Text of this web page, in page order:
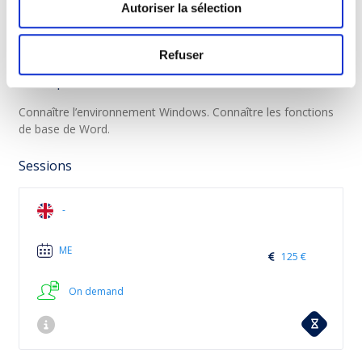
Autoriser la sélection
Refuser
effectuer la fusion.
Répertoire :
Prérequis
Connaître l’environnement Windows. Connaître les fonctions
de base de Word.
Sessions
-
ME
On demand
125 €